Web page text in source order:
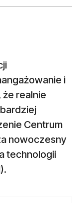
i
realnie
Centrum
nowoczesny
technologii